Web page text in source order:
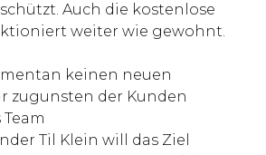
Auch die kostenlose
weiter wie gewohnt.
keinen neuen
zugunsten der Kunden
Til Klein will das Ziel